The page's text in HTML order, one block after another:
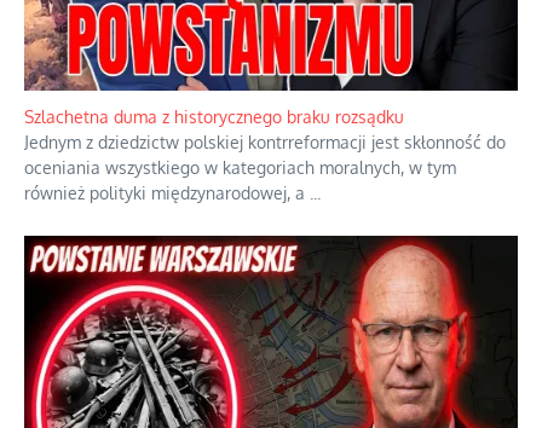
Ekspresowy kurs zbawienia z rodzinną katastrofą
Dramatyczne skutki skrajnej nadgorliwości we wspólnocie.